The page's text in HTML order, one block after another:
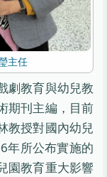
主任
劇教育與幼兒教
期刊主編，目前
教授對國內幼兒
年所公布實施的
園教育重大影響